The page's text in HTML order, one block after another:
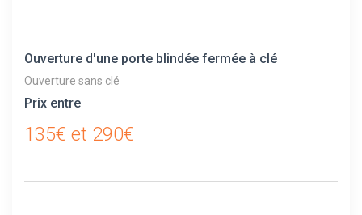
Ouverture d'une porte blindée fermée à clé
Ouverture sans clé
Prix entre
135€ et 290€